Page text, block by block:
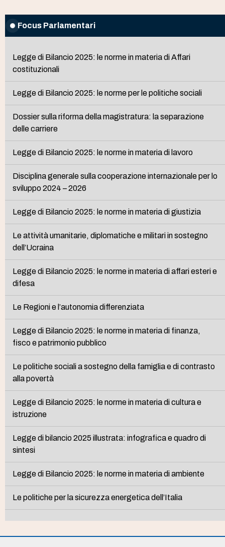
Focus Parlamentari
Legge di Bilancio 2025: le norme in materia di Affari
costituzionali
Legge di Bilancio 2025: le norme per le politiche sociali
Dossier sulla riforma della magistratura: la separazione
delle carriere
Legge di Bilancio 2025: le norme in materia di lavoro
Disciplina generale sulla cooperazione internazionale per lo
sviluppo 2024 – 2026
Legge di Bilancio 2025: le norme in materia di giustizia
Le attività umanitarie, diplomatiche e militari in sostegno
dell’Ucraina
Legge di Bilancio 2025: le norme in materia di affari esteri e
difesa
Le Regioni e l’autonomia differenziata
Legge di Bilancio 2025: le norme in materia di finanza,
fisco e patrimonio pubblico
Le politiche sociali a sostegno della famiglia e di contrasto
alla povertà
Legge di Bilancio 2025: le norme in materia di cultura e
istruzione
Legge di bilancio 2025 illustrata: infografica e quadro di
sintesi
Legge di Bilancio 2025: le norme in materia di ambiente
Le politiche per la sicurezza energetica dell’Italia